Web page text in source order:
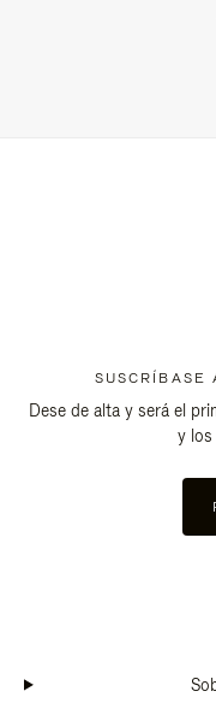
SUSCRÍBASE
Dese de alta y será el
y los